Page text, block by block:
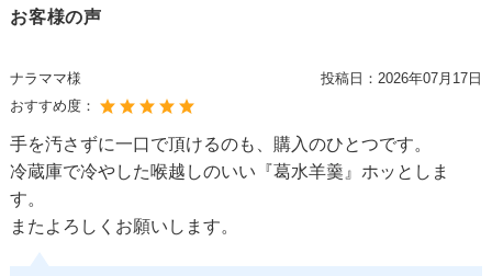
お客様の声
ナラママ様 投稿日： 2026年07月17日
おすすめ度：
手を汚さずに一口で頂けるのも、購入のひとつです。
冷蔵庫で冷やした喉越しのいい『葛水羊羹』ホッとしま
す。
またよろしくお願いします。